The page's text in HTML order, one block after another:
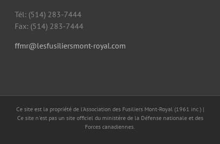
Tél: (514) 283-7444
Fax: (514) 283-7444
ffmr@lesfusiliersmont-royal.com
Ce site est la propriété de l’Association des Fusiliers Mont-Royal (1961 inc.) |
Ce site n'est pas un site officiel du ministère de la Défense nationale et des
Forces canadiennes.